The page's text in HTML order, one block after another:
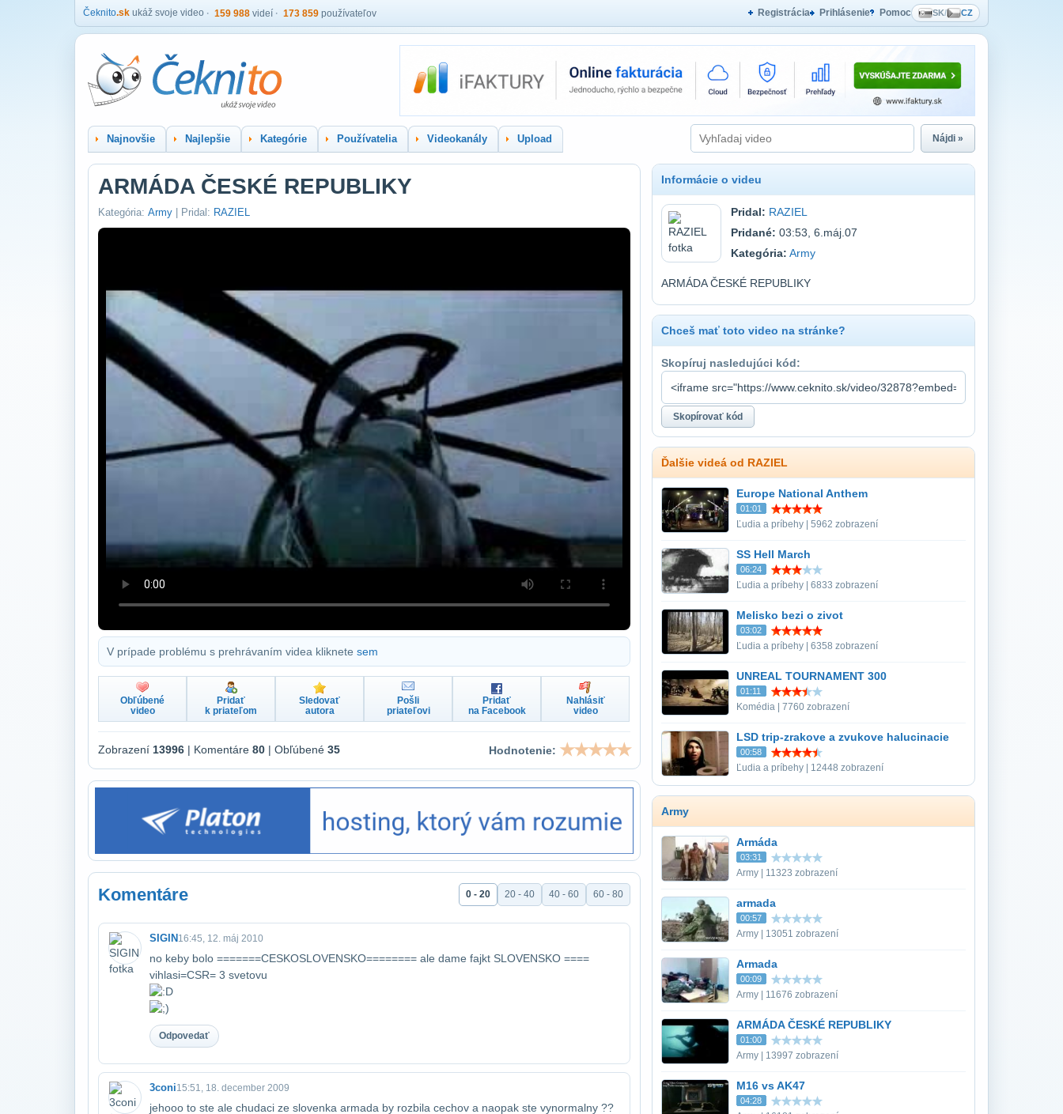
Čeknito.sk ukáž svoje video 159 988 videí 173 859 používateľov Registrácia Prihlásenie Pomoc SK/ CZ
Najnovšie Najlepšie Kategórie Používatelia Videokanály Upload Nájdi »
ARMÁDA ČESKÉ REPUBLIKY
Kategória: Army | Pridal: RAZIEL
V prípade problému s prehrávaním videa kliknete sem
Obľúbené
video
Pridať
k priateľom
Sledovať
autora
Pošli
priateľovi
Pridať
na Facebook
Nahlásiť
video
Zobrazení 13996 | Komentáre 80 | Obľúbené 35 Hodnotenie:
Komentáre 0 - 20 20 - 40 40 - 60 60 - 80
SIGIN 16:45, 12. máj 2010
no keby bolo =======CESKOSLOVENSKO======== ale dame fajkt SLOVENSKO ====
vihlasi​=CSR= 3 svetovu
Odpovedať
3coni15:51, 18. december 2009
jehooo to ste ale chudaci ze slovenka armada by rozbila cechov a naopak ste vy​normalny ??
Informácie o videu
Pridal: RAZIEL
Pridané: 03:53, 6.máj.07
Kategória: Army
ARMÁDA ČESKÉ REPUBLIKY
Chceš mať toto video na stránke?
Skopíruj nasledujúci kód:
Ďalšie videá od RAZIEL
Europe National Anthem
01:01
Ľudia a príbehy | 5962 zobrazení
SS Hell March
06:24
Ľudia a príbehy | 6833 zobrazení
Melisko bezi o zivot
03:02
Ľudia a príbehy | 6358 zobrazení
UNREAL TOURNAMENT 300
01:11
Komédia | 7760 zobrazení
LSD trip-zrakove a zvukove halucinacie
00:58
Ľudia a príbehy | 12448 zobrazení
Army
Armáda
03:31
Army | 11323 zobrazení
armada
00:57
Army | 13051 zobrazení
Armada
00:09
Army | 11676 zobrazení
ARMÁDA ČESKÉ REPUBLIKY
01:00
Army | 13997 zobrazení
M16 vs AK47
04:28